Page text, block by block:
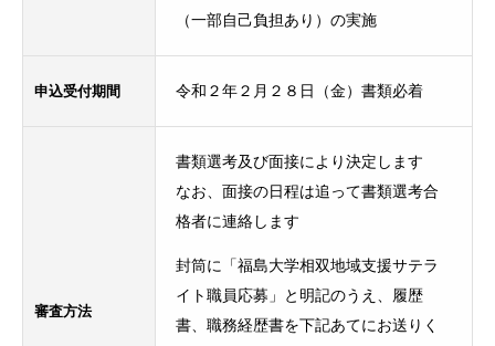
（一部自己負担あり）の実施
申込受付期間 令和２年２月２８日（金）書類必着
審査方法
書類選考及び面接により決定します
なお、面接の日程は追って書類選考合
格者に連絡します
封筒に「福島大学相双地域支援サテラ
イト職員応募」と明記のうえ、履歴
書、職務経歴書を下記あてにお送りく